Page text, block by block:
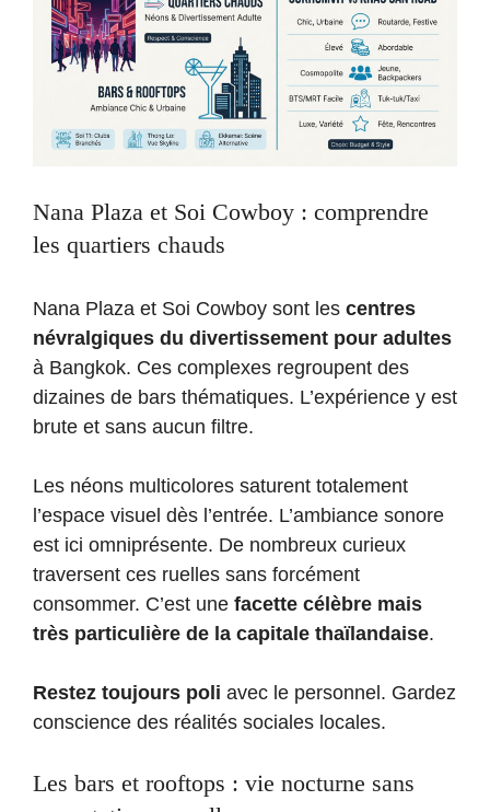
Nana Plaza et Soi Cowboy : comprendre
les quartiers chauds
Nana Plaza et Soi Cowboy sont les centres
névralgiques du divertissement pour adultes
à Bangkok. Ces complexes regroupent des
dizaines de bars thématiques. L’expérience y est
brute et sans aucun filtre.
Les néons multicolores saturent totalement
l’espace visuel dès l’entrée. L’ambiance sonore
est ici omniprésente. De nombreux curieux
traversent ces ruelles sans forcément
consommer. C’est une facette célèbre mais
très particulière de la capitale thaïlandaise.
Restez toujours poli avec le personnel. Gardez
conscience des réalités sociales locales.
Les bars et rooftops : vie nocturne sans